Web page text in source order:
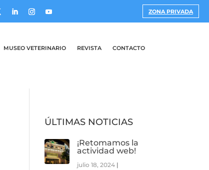
ZONA PRIVADA
MUSEO VETERINARIO REVISTA CONTACTO
ÚLTIMAS NOTICIAS
¡Retomamos la
actividad web!
julio 18, 2024 |